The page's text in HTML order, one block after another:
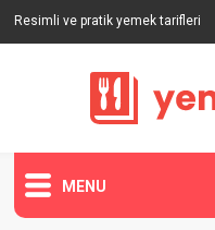
Resimli ve pratik yemek tarifleri
MENU